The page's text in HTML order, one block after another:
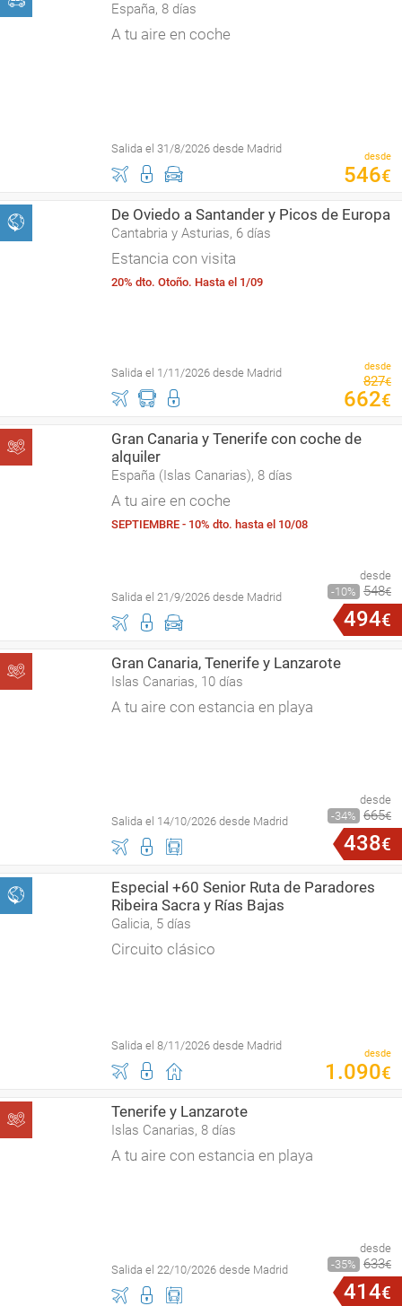
España, 8 días
A tu aire en coche
Salida el 31/8/2026 desde Madrid
desde
546€
De Oviedo a Santander y Picos de Europa
Cantabria y Asturias, 6 días
Estancia con visita
20% dto. Otoño. Hasta el 1/09
Salida el 1/11/2026 desde Madrid desde
827€
662€
Gran Canaria y Tenerife con coche de
alquiler
España (Islas Canarias), 8 días
A tu aire en coche
SEPTIEMBRE - 10% dto. hasta el 10/08
Salida el 21/9/2026 desde Madrid
desde
10
548€
494€
Gran Canaria, Tenerife y Lanzarote
Islas Canarias, 10 días
A tu aire con estancia en playa
Salida el 14/10/2026 desde Madrid
desde
34
665€
438€
Especial +60 Senior Ruta de Paradores
Ribeira Sacra y Rías Bajas
Galicia, 5 días
Circuito clásico
Salida el 8/11/2026 desde Madrid
desde
1 .090€
Tenerife y Lanzarote
Islas Canarias, 8 días
A tu aire con estancia en playa
Salida el 22/10/2026 desde Madrid
desde
35
633€
414€